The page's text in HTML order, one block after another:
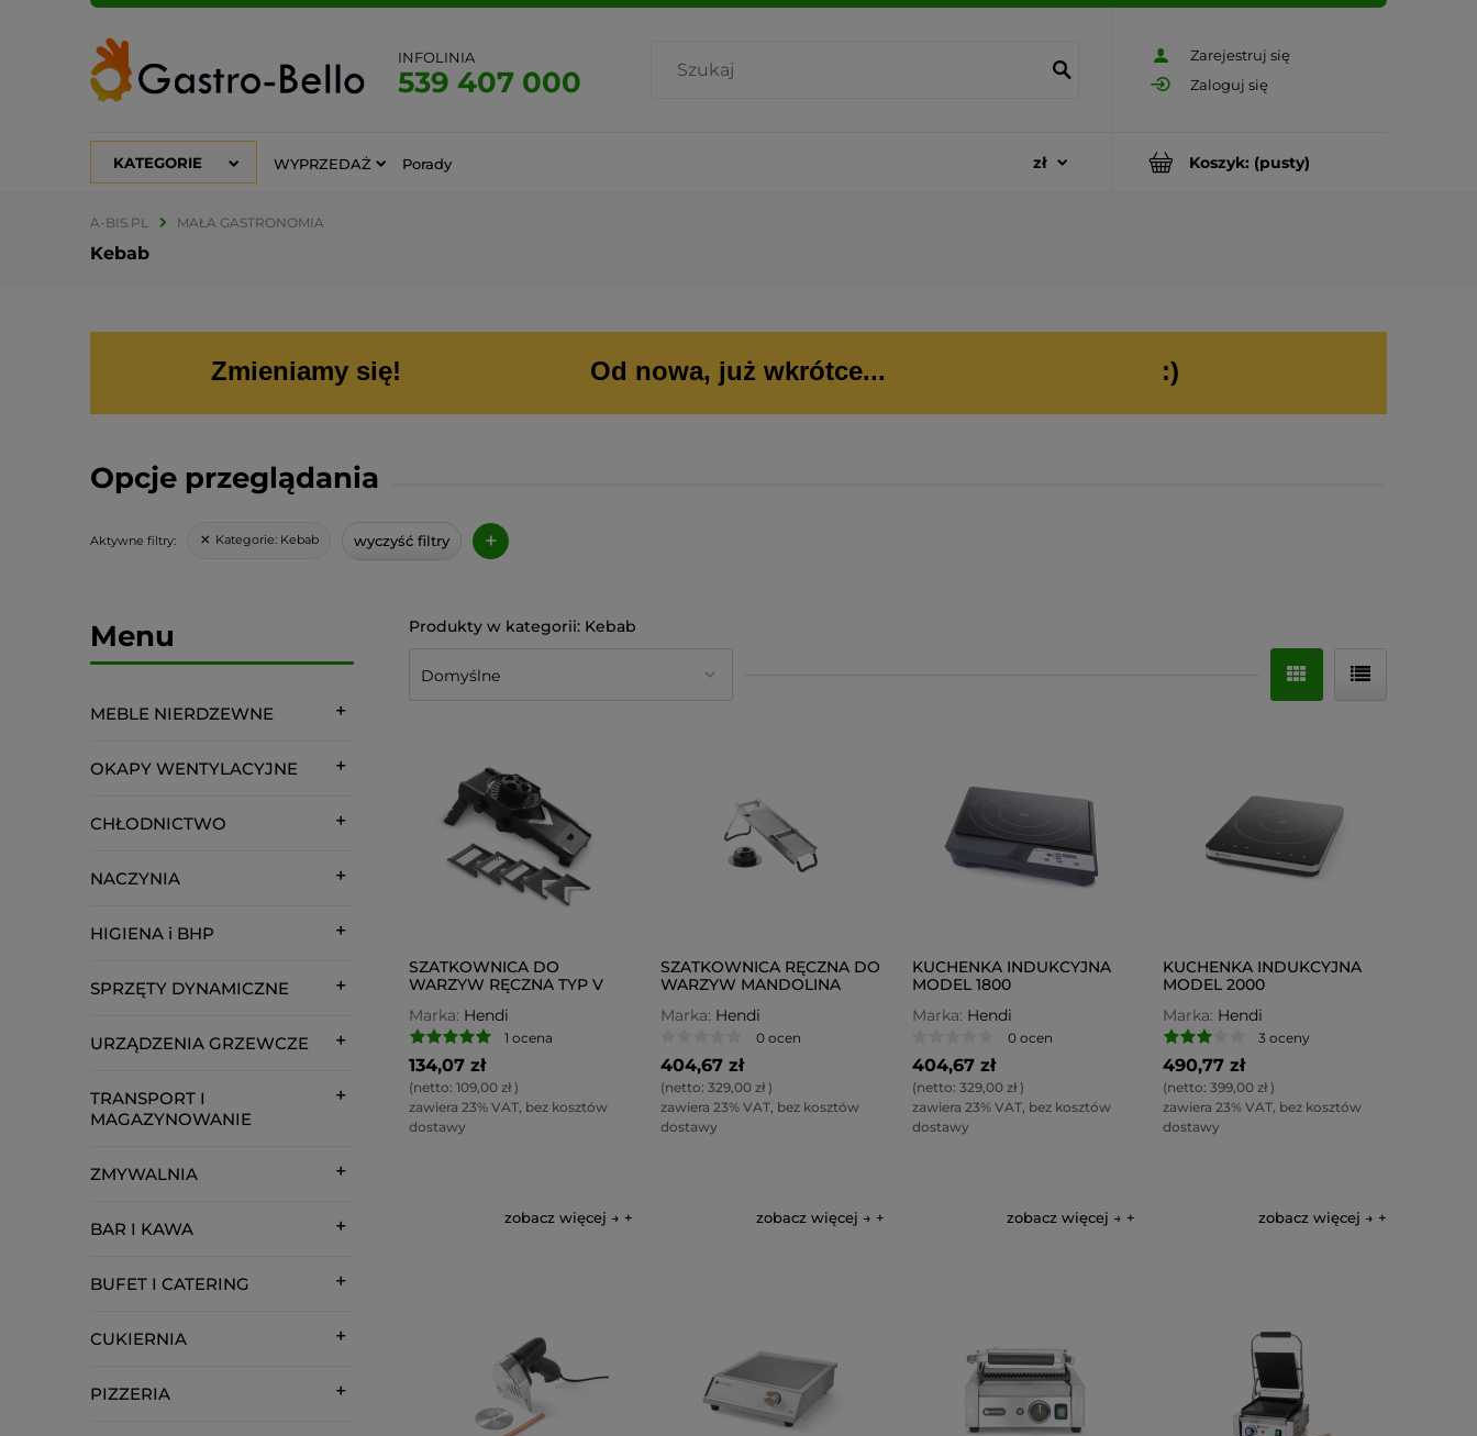
Zarejestruj się
Zaloguj się
INFOLINIA
539 407 000
Koszyk: (pusty)
KATEGORIE WYPRZEDAŻ Porady
A-BIS.PL MAŁA GASTRONOMIA
Kebab
Zmieniamy się! Od nowa, już wkrótce... :)
Opcje przeglądania
Aktywne filtry: Kategorie: Kebab wyczyść filtry +
Menu
MEBLE NIERDZEWNE
OKAPY WENTYLACYJNE
CHŁODNICTWO
NACZYNIA
HIGIENA i BHP
SPRZĘTY DYNAMICZNE
URZĄDZENIA GRZEWCZE
TRANSPORT I
MAGAZYNOWANIE
ZMYWALNIA
BAR I KAWA
BUFET I CATERING
CUKIERNIA
PIZZERIA
Kebab
SZATKOWNICA DO
WARZYW RĘCZNA TYP V
Marka: Hendi
1 ocena
134,07 zł
(netto: 109,00 zł)
zawiera 23% VAT, bez kosztów
dostawy
zobacz więcej →
SZATKOWNICA RĘCZNA DO
WARZYW MANDOLINA
Marka: Hendi
0 ocen
404,67 zł
(netto: 329,00 zł)
zawiera 23% VAT, bez kosztów
dostawy
zobacz więcej →
KUCHENKA INDUKCYJNA
MODEL 1800
Marka: Hendi
0 ocen
404,67 zł
(netto: 329,00 zł)
zawiera 23% VAT, bez kosztów
dostawy
zobacz więcej →
KUCHENKA INDUKCYJNA
MODEL 2000
Marka: Hendi
3 oceny
490,77 zł
(netto:399,00 zł)
zawiera 23% VAT, bez kosztów
dostawy
zobacz więcej →